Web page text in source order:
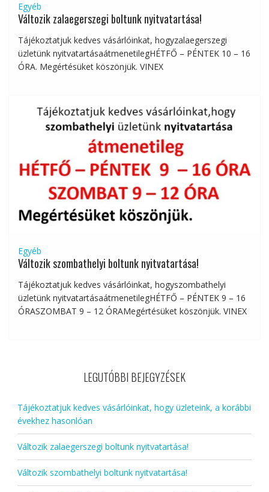
Egyéb
Változik zalaegerszegi boltunk nyitvatartása!
Tájékoztatjuk kedves vásárlóinkat, hogyzalaegerszegi
üzletünk nyitvatartásaátmenetilegHÉTFŐ – PÉNTEK 10 – 16
ÓRA. Megértésüket köszönjük. VINEX
Egyéb
Változik szombathelyi boltunk nyitvatartása!
Tájékoztatjuk kedves vásárlóinkat, hogyszombathelyi
üzletünk nyitvatartásaátmenetilegHÉTFŐ – PÉNTEK 9 – 16
ÓRASZOMBAT 9 – 12 ÓRAMegértésüket köszönjük. VINEX
LEGUTÓBBI BEJEGYZÉSEK
Tájékoztatjuk kedves vásárlóinkat, hogy üzleteink, a korábbi
évekhez hasonlóan
Változik zalaegerszegi boltunk nyitvatartása!
Változik szombathelyi boltunk nyitvatartása!